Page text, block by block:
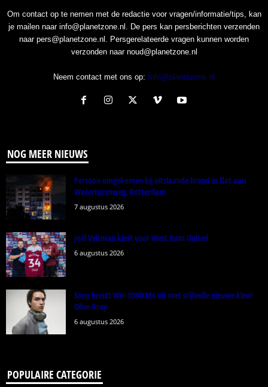
Om contact op te nemen met de redactie voor vragen/informatie/tips, kan
je mailen naar info@planetzone.nl. De pers kan persberichten verzenden
naar pers@planetzone.nl. Persgerelateerde vragen kunnen worden
verzonden naar noud@planetzone.nl
Neem contact met ons op: Info@planetzone.nl
NOG MEER NIEUWS
Persoon omgekomen bij uitslaande brand in flat aan
Watertorenweg, Rotterdam
7 augustus 2026
Joël Veltman kiest voor West Ham United
6 augustus 2026
Sony breidt WH-1000XM6 uit met stijlvolle nieuwe kleur
Olive Gray
6 augustus 2026
POPULAIRE CATEGORIE